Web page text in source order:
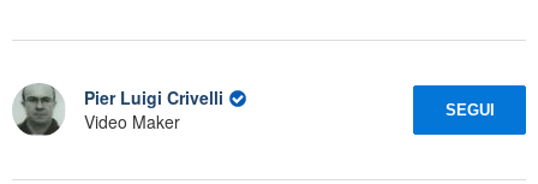
Pier Luigi Crivelli
Video Maker
SEGUI